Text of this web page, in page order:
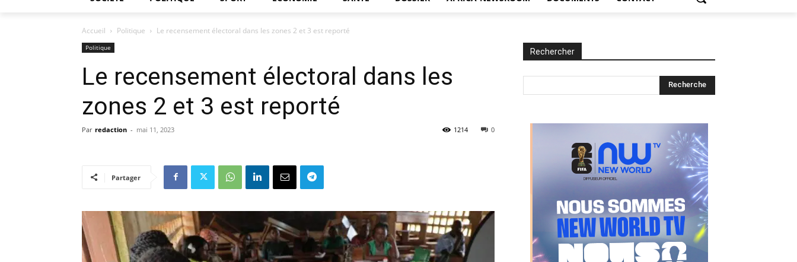
Accueil Politique Le recensement électoral dans les zones 2 et 3 est reporté
Politique
Le recensement électoral dans les
zones 2 et 3 est reporté
Par redaction - mai 11, 2023 0
1214
Partager
Rechercher